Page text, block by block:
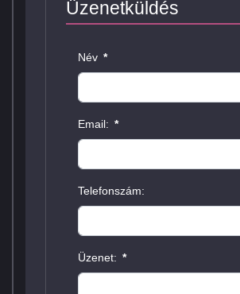
Üzenetküldés
Név *
Email: *
Telefonszám:
Üzenet: *